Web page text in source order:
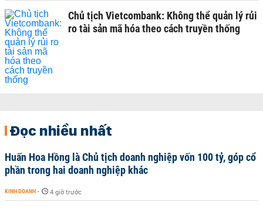
Chủ tịch Vietcombank: Không thể quản lý rủi
ro tài sản mã hóa theo cách truyền thống
Đọc nhiều nhất
Huấn Hoa Hồng là Chủ tịch doanh nghiệp vốn 100 tỷ, góp cổ
phần trong hai doanh nghiệp khác
KINH DOANH - 4 giờ trước